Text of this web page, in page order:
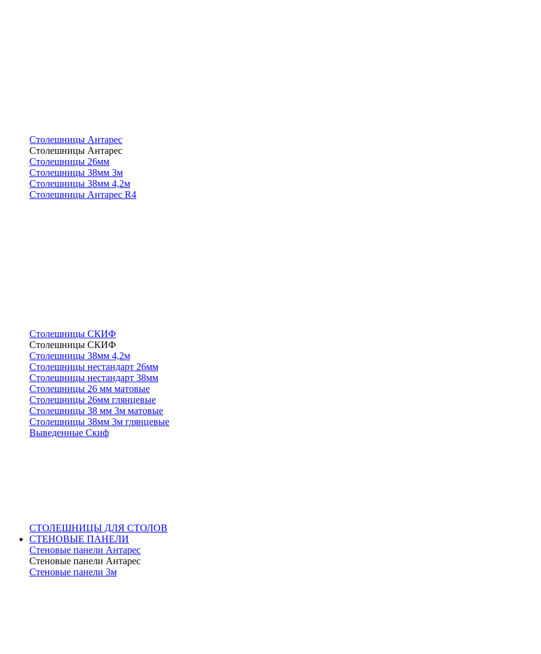
Столешницы Антарес
Столешницы Антарес
Столешницы 26мм
Столешницы 38мм 3м
Столешницы 38мм 4,2м
Столешницы Антарес R4
Столешницы СКИФ
Столешницы СКИФ
Столешницы 38мм 4,2м
Столешницы нестандарт 26мм
Столешницы нестандарт 38мм
Столешницы 26 мм матовые
Столешницы 26мм глянцевые
Столешницы 38 мм 3м матовые
Столешницы 38мм 3м глянцевые
Выведенные Скиф
СТОЛЕШНИЦЫ ДЛЯ СТОЛОВ
СТЕНОВЫЕ ПАНЕЛИ
Стеновые панели Антарес
Стеновые панели Антарес
Стеновые панели 3м